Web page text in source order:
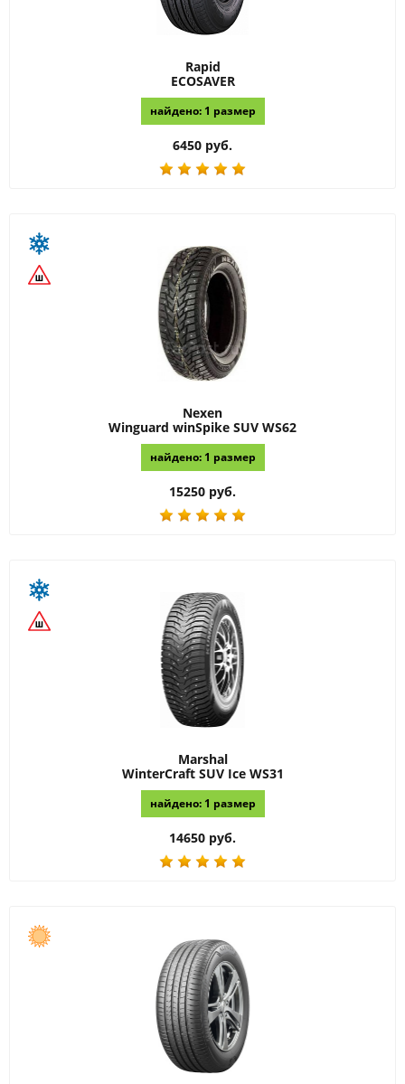
Rapid
ECOSAVER
найдено: 1 размер
6450 руб.
Nexen
Winguard winSpike SUV WS62
найдено: 1 размер
15250 руб.
Marshal
WinterCraft SUV Ice WS31
найдено: 1 размер
14650 руб.